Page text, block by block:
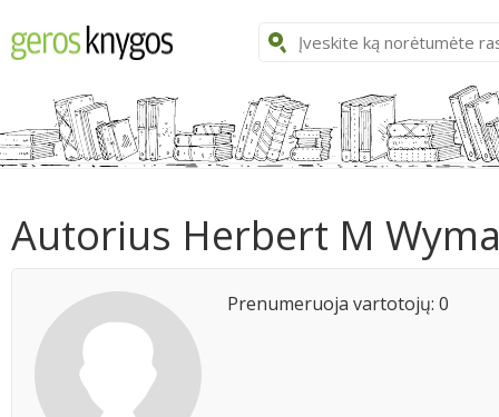
Autorius Herbert M
Prenumeruoja vartotojų: 0